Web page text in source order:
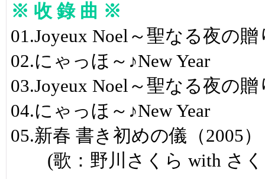
※ 收 錄 曲 ※
01.Joyeux Noel～聖なる夜の
02.にゃっほ～♪New Year
03.Joyeux Noel～聖なる夜の
04.にゃっほ～♪New Year
05.新春 書き初めの儀（2005）
(歌：野川さくら with さく